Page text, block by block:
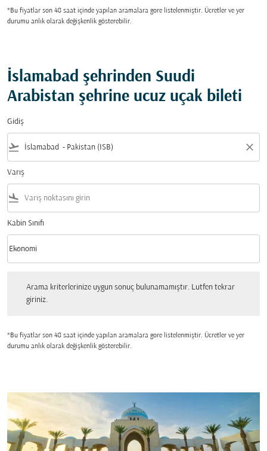
*Bu fiyatlar son 48 saat içinde yapılan aramalara gore listelenmiştir. Ücretler ve yer
durumu anlık olarak değişkenlik gösterebilir.
İslamabad şehrinden Suudi
Arabistan şehrine ucuz uçak bileti
Gidiş
flight_takeoff close
Varış
flight_land
Kabin Sınıfı
Kabin Sınıfı option Ekonomi Selected
Ekonomi
keyboard_arrow_down
Arama kriterlerinize uygun sonuç bulunamamıştır. Lutfen tekrar
giriniz.
*Bu fiyatlar son 48 saat içinde yapılan aramalara gore listelenmiştir. Ücretler ve yer
durumu anlık olarak değişkenlik gösterebilir.